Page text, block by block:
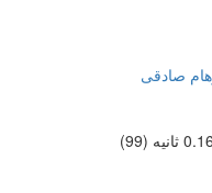
صادقی